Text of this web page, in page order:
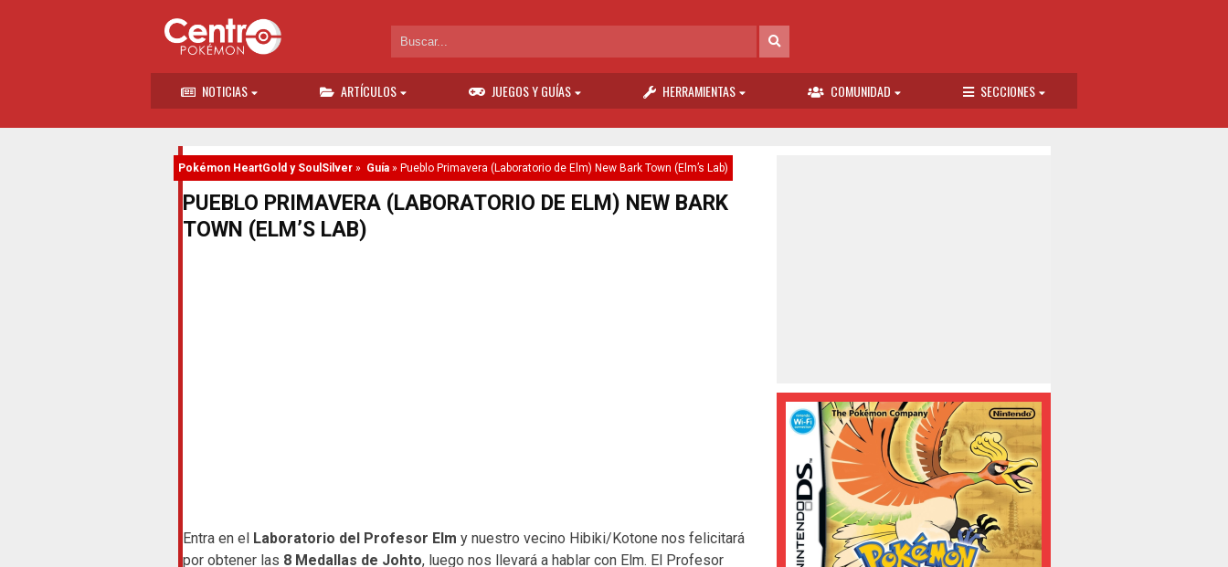
NOTICIAS ARTÍCULOS JUEGOS Y GUÍAS HERRAMIENTAS COMUNIDAD SECCIONES
Pokémon HeartGold y SoulSilver» Guía» Pueblo Primavera (Laboratorio de Elm) New Bark Town (Elm’s Lab)
PUEBLO PRIMAVERA (LABORATORIO DE ELM) NEW BARK
TOWN (ELM’S LAB)
Entra en el Laboratorio del Profesor Elm y nuestro vecino Hibiki/Kotone nos felicitará
por obtener las 8 Medallas de Johto, luego nos llevará a hablar con Elm. El Profesor